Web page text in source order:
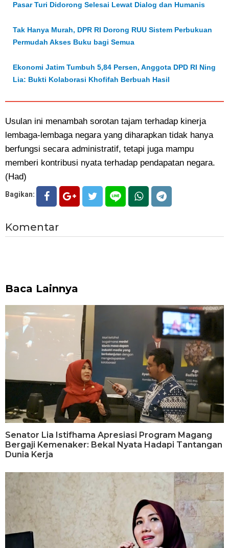
Pasar Turi Didorong Selesai Lewat Dialog dan Humanis
Tak Hanya Murah, DPR RI Dorong RUU Sistem Perbukuan
Permudah Akses Buku bagi Semua
Ekonomi Jatim Tumbuh 5,84 Persen, Anggota DPD RI Ning
Lia: Bukti Kolaborasi Khofifah Berbuah Hasil
Usulan ini menambah sorotan tajam terhadap kinerja
lembaga-lembaga negara yang diharapkan tidak hanya
berfungsi secara administratif, tetapi juga mampu
memberi kontribusi nyata terhadap pendapatan negara.
(Had)
Bagikan:
Komentar
Baca Lainnya
Senator Lia Istifhama Apresiasi Program Magang
Bergaji Kemenaker: Bekal Nyata Hadapi Tantangan
Dunia Kerja